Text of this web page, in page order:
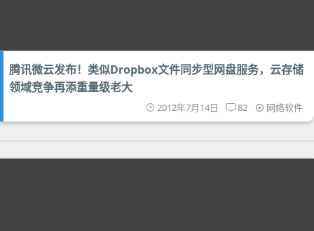
腾讯微云发布！类似Dropbox文件同步型网盘服务，云存储
领域竞争再添重量级老大
2012年7月14日 82 网络软件